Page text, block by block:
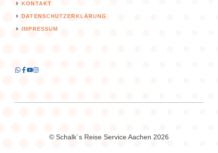
KONTAKT
DATENSCHUTZERKLÄRUNG
IMPRESSUM
© Schalk´s Reise Service Aachen 2026